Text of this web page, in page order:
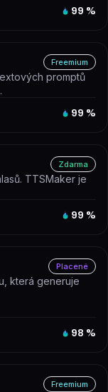
99 %
Freemium
promptů
99 %
Zdarma
TTSMaker je
99 %
Placené
která generuje
98 %
Freemium